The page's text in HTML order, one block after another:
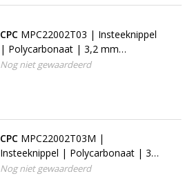
CPC MPC22002T03 | Insteeknippel
| Polycarbonaat | 3,2 mm
slangpilaar | BUNA-N
Nog niet gewaardeerd
CPC MPC22002T03M |
Insteeknippel | Polycarbonaat | 3,2
mm slangpilaar | Silicone
Nog niet gewaardeerd